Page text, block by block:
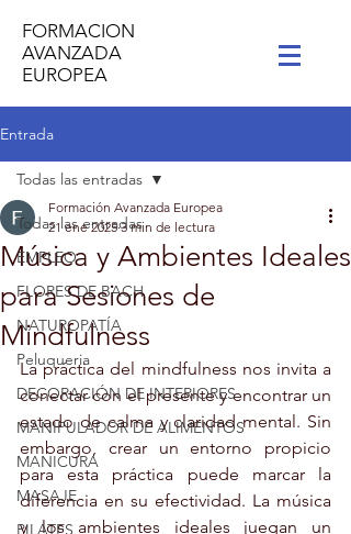
FORMACION
AVANZADA
EUROPEA
Entrada
Todas las entradas
EMPLEO
FLORES DE BACH
NATUROPATÍA
Peluqueria
DECORACIÓN DE INTERIORES
MANIPULADOR DE ALIMENTOS
MANICURA
MASAJE
PILATES
Todas las entradas
Música y Ambientes Ideales
para Sesiones de
Mindfulness
Formación Avanzada Europea
21 ene 2025 3 min de lectura
La práctica del mindfulness nos invita a
conectar con el presente y encontrar un
estado de calma y claridad mental. Sin
embargo, crear un entorno propicio
para esta práctica puede marcar la
diferencia en su efectividad. La música
y los ambientes ideales juegan un